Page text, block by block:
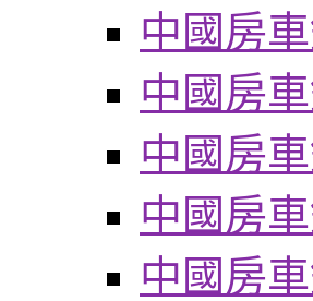
中國房
中國房
中國房
中國房
中國房